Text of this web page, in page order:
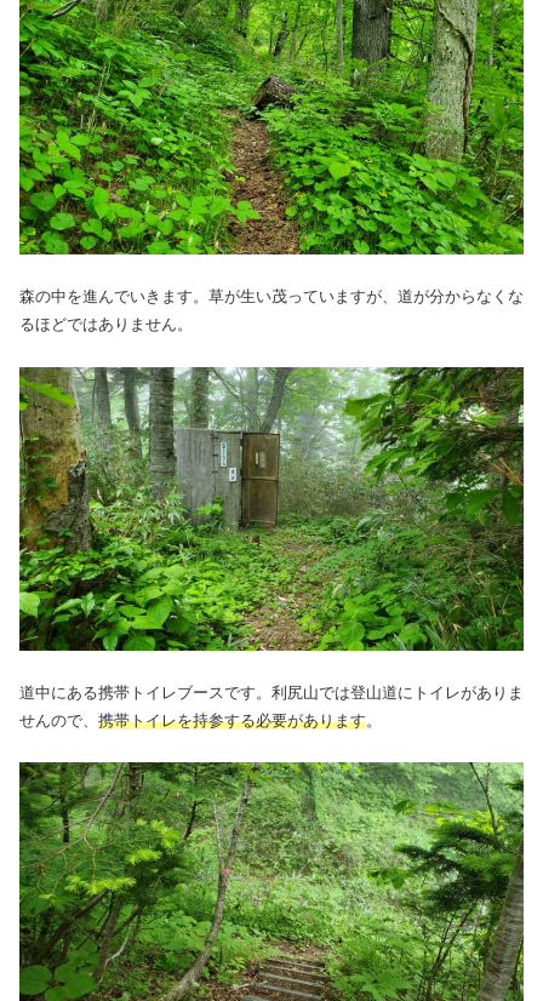
森の中を進んでいきます。草が生い茂っていますが、道が分からなくな
るほどではありません。
道中にある携帯トイレブースです。利尻山では登山道にトイレがありま
せんので、 携帯トイレを持参する必要があります。